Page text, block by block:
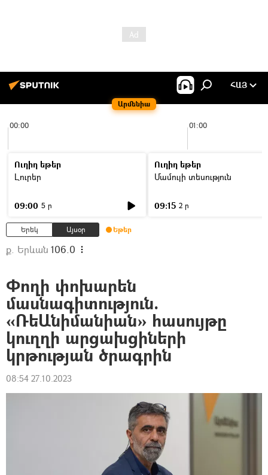
Արմենիա
ՀԱՅ
00:00 01:00
Ուղիղ եթեր
Լուրեր
09:00 5 ր
Ուղիղ եթեր
Մամուլի տեսություն
09:15 2 ր
Երեկ Այսօր Եթեր
ք. Երևան 106.0
Փողի փոխարեն
մասնագիտություն.
«ՌեԱնիմանիան» հասույթը
կուղղի արցախցիների
կրթության ծրագրին
08:54 27.10.2023